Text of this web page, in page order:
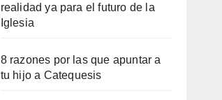
realidad ya para el futuro de la
Iglesia
8 razones por las que apuntar a
tu hijo a Catequesis